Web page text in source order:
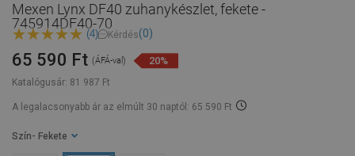
Mexen Lynx DF40 zuhanykészlet, fekete -
745914DF40-70
(4) Kérdés(0)
Katalógusár: 81 987 Ft
65 590 Ft (ÁFÁ-val) 20%
A legalacsonyabb ár az elmúlt 30 naptól: 65 590 Ft
Szín - Fekete